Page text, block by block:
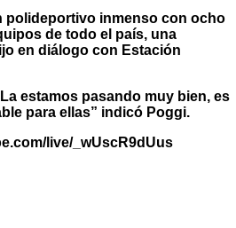
polideportivo inmenso con ocho
de todo el país, una
en diálogo con Estación
estamos pasando muy bien, es
para ellas” indicó Poggi.
live/_wUscR9dUus